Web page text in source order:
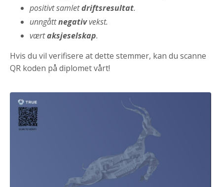
positivt samletdriftsresultat.
unngåttnegativvekst.
værtaksjeselskap.
Hvis du vil verifisere at dette stemmer, kan du scanne
QR koden på diplomet vårt!